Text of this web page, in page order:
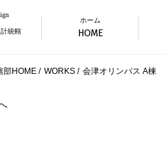
統轄
ホーム
HOME
部HOME WORKS 会津オリンパス A棟